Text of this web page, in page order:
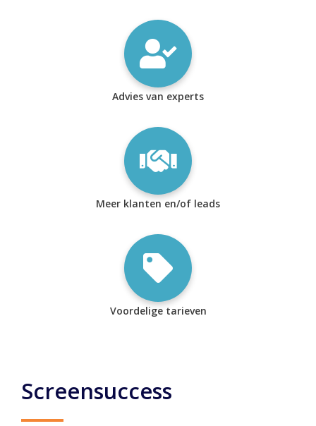
Advies van experts
Meer klanten en/of leads
Voordelige tarieven
Screensuccess